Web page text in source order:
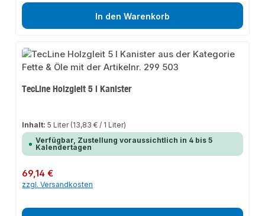
In den Warenkorb
TecLine Holzgleit 5 l Kanister
Inhalt:5 Liter (13,83 € / 1 Liter)
Verfügbar, Zustellung voraussichtlich in 4 bis 5
Kalendertagen
Regulärer Preis:
69,14 €
zzgl. Versandkosten